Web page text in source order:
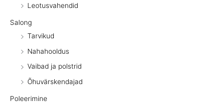
Leotusvahendid
Salong
Tarvikud
Nahahooldus
Vaibad ja polstrid
Õhuvärskendajad
Poleerimine